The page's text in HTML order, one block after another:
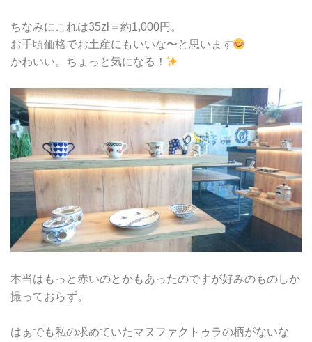
ちなみにこれは35zł＝約1,000円。
お手頃価格でお土産にもいいな〜と思います
かわいい。ちょっと気になる！
本当はもっと赤いのとかもあったのですが好みのものしか
撮っておらず。
はぁでも私の求めていたマヌファクトゥラの柄がないな